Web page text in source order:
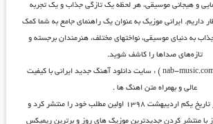
و هیجانی موسیقی، هر لحظه یک تازگی جذاب و یک تجربه
داریم. ایرانی موزیک به عنوان یک راهنمای جامع به شما کمک
به دنیای موسیقی، نواختهای مختلف، هنرمندان برجسته و
تازه‌های صداها را کاشف شوید.
( nab-music.com ) : سایت دانلود آهنگ جدید ایرانی با کیفیت
عالی و بهمراه متن اهنگ ها .
سایت ایرانی موزیک در تاریخ یکم اردیبهشت ۱۳۹۸ اولین مطلب خود را منتشر کرد و
با منتشر کردن جدیدترین موزیک های روز و برترین ریمیکس